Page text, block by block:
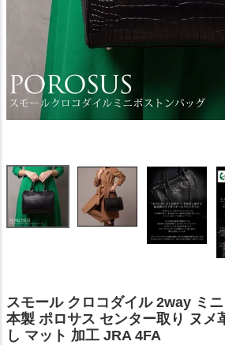
スモール クロコダイル 2way ミ
本製 ポロサス センター取り ヌメ
し マット 加工 JRA 4FA